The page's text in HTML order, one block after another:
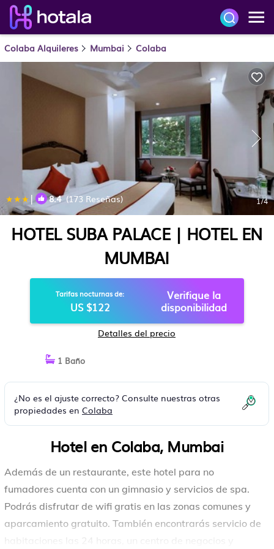
Colaba Alquileres Mumbai Colaba
| 8.4(173 Reseñas) 1/4
HOTEL SUBA PALACE | HOTEL EN
MUMBAI
Tarifas nocturnas de:
US $122
Verifique la
disponibilidad
Detalles del precio
1 Baño
¿No es el ajuste correcto? Consulte nuestras otras
propiedades en Colaba
Hotel en Colaba, Mumbai
Además de un restaurante, este hotel para no
fumadores cuenta con un gimnasio y servicios de spa.
Podrás disfrutar de wifi gratis en las zonas comunes y
aparcamiento gratuito. También encontrarás servicio de
habitaciones las 24 horas, un centro de negocios y